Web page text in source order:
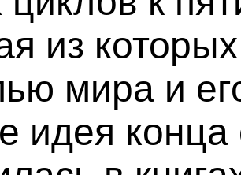
из
мира и
идея конца